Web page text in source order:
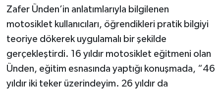
Zafer Ünden’in anlatımlarıyla bilgilenen
motosiklet kullanıcıları, öğrendikleri pratik bilgiyi
teoriye dökerek uygulamalı bir şekilde
gerçekleştirdi. 16 yıldır motosiklet eğitmeni olan
Ünden, eğitim esnasında yaptığı konuşmada, “46
yıldır iki teker üzerindeyim. 26 yıldır da